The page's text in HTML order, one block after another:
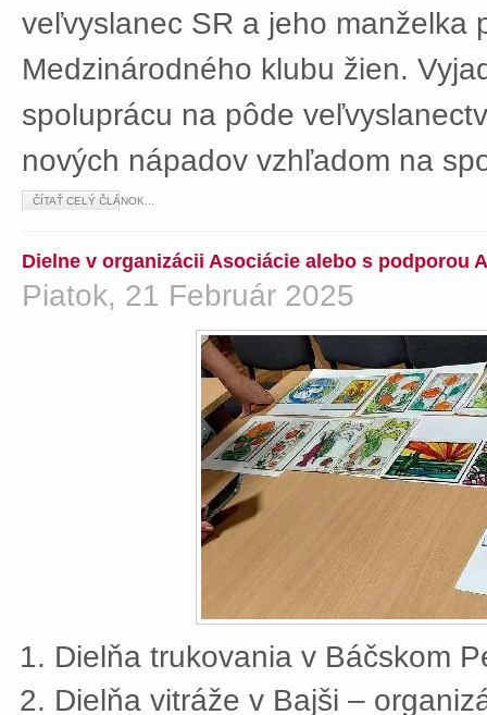
veľvyslanec SR a jeho manželka
Medzinárodného klubu žien.
spoluprácu na pôde
nových nápadov vzhľadom na
ČÍTAŤ CELÝ ČLÁNOK...
Dielne v organizácii Asociácie alebo s podporou
Piatok, 21 Február 2025
Dielňa trukovania v Báčskom
Dielňa vitráže v Bajši –